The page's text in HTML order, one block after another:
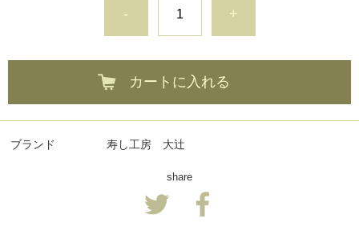
- +
カートに入れる
ブランド 寿し工房 大辻
share